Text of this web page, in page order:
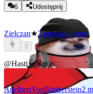
6
Udostępnij
Zielczan★2 miesiące temu
0
@Hastito samo
AdelbertVonBimberstein2